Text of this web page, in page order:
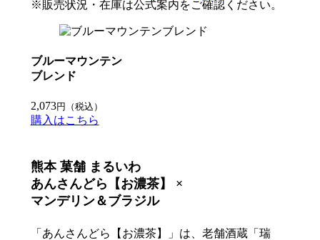
※販売状況・在庫は公式案内をご確認ください。
ブルーマウンテン
ブレンド
2,073円（税込）
購入はこちら
熊本 菓舗 まるいわ
あんさんどら【お濃茶】
×
マンデリン＆ブラジル
「あんさんどら【お濃茶】」は、老舗酒蔵「瑞